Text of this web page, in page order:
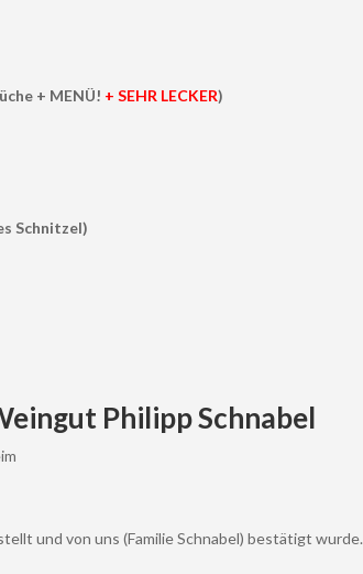
+ MENÜ! + SEHR LECKER)
Schnitzel)
Philipp Schnabel
und von uns (Familie Schnabel) bestätigt wurde.